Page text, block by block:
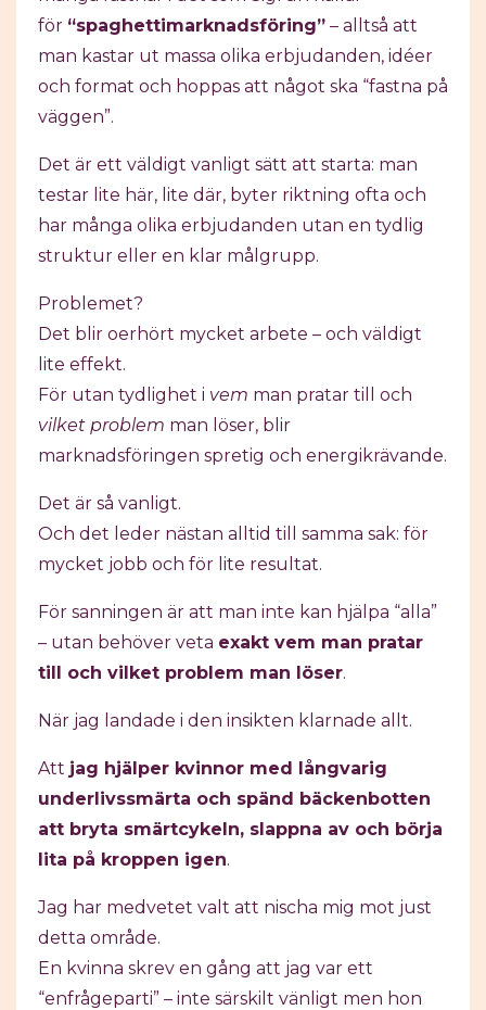
för “spaghettimarknadsföring” – alltså att
man kastar ut massa olika erbjudanden, idéer
och format och hoppas att något ska “fastna på
väggen”.
Det är ett väldigt vanligt sätt att starta: man
testar lite här, lite där, byter riktning ofta och
har många olika erbjudanden utan en tydlig
struktur eller en klar målgrupp.
Problemet?
Det blir oerhört mycket arbete – och väldigt
lite effekt.
För utan tydlighet i vem man pratar till och
vilket problem man löser, blir
marknadsföringen spretig och energikrävande.
Det är så vanligt.
Och det leder nästan alltid till samma sak: för
mycket jobb och för lite resultat.
För sanningen är att man inte kan hjälpa “alla”
– utan behöver veta exakt vem man pratar
till och vilket problem man löser.
När jag landade i den insikten klarnade allt.
Att jag hjälper kvinnor med långvarig
underlivssmärta och spänd bäckenbotten
att bryta smärtcykeln, slappna av och börja
lita på kroppen igen.
Jag har medvetet valt att nischa mig mot just
detta område.
En kvinna skrev en gång att jag var ett
“enfrågeparti” – inte särskilt vänligt men hon